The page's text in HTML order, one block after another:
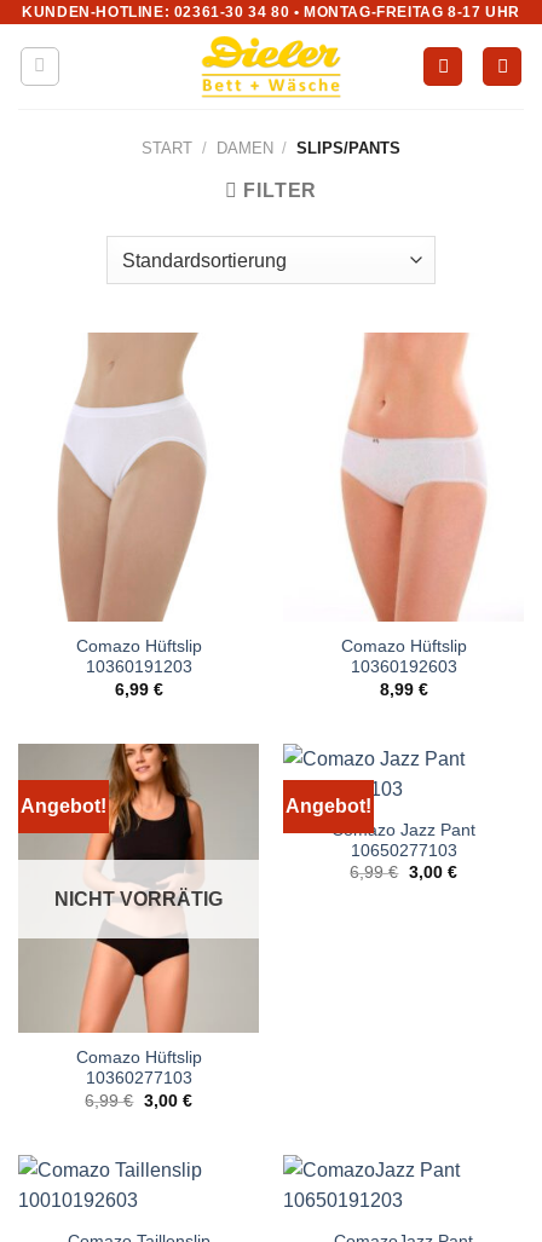
Zum
Inhalt
springen
KUNDEN-HOTLINE: 02361-30 34 80 • MONTAG-FREITAG 8-17 UHR
START / DAMEN / SLIPS/PANTS
FILTER
Comazo Hüftslip
10360191203
6,99 €
Comazo Hüftslip
10360192603
8,99 €
Angebot!
NICHT VORRÄTIG
Comazo Hüftslip
10360277103
6,99€ Ursprünglicher
3,00 €Aktueller
Angebot!
Comazo Jazz Pant
10650277103
6,99€ Ursprünglicher
3,00 €Aktueller